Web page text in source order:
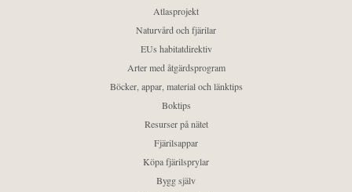
Atlasprojekt
Naturvård och fjärilar
EUs habitatdirektiv
Arter med åtgärdsprogram
Böcker, appar, material och länktips
Boktips
Resurser på nätet
Fjärilsappar
Köpa fjärilsprylar
Bygg själv